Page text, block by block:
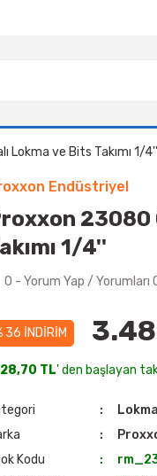
Lokma ve Bits Takımı 1/4''
Endüstriyel
23080
1/4''
0 - Yorum Yap / Yorumları
36 İNDİRİM
TL' den başlayan
Kodu